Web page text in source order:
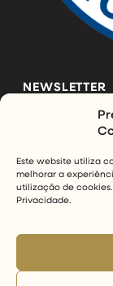
Este website utiliza
melhorar a
utilização de
Privacidade.
NEWSLETTER
Subscreva a
últimas